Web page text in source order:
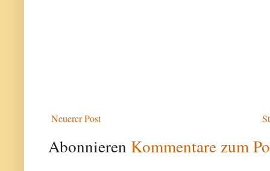
Neuerer Post
Abonnieren Kommentare zum